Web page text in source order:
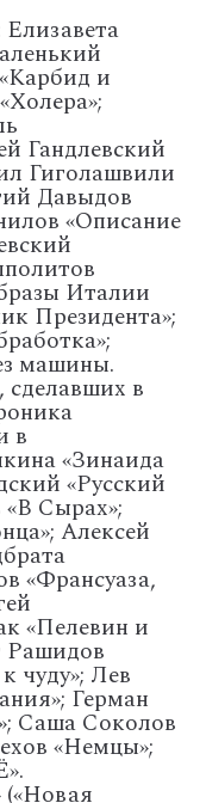
и
Гандлевский
Гиголашвили
Давыдов
«Описание
Италии
Президента»;
машины.
в
в
«Зинаида
«Русский
Сырах»;
Алексей
«Франсуаза,
«Пелевин и
Рашидов
чуду»; Лев
Герман
Саша Соколов
«Немцы»;